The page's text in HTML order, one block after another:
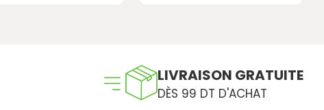
LIVRAISON GRATUITE
DÈS 99 DT D'ACHAT